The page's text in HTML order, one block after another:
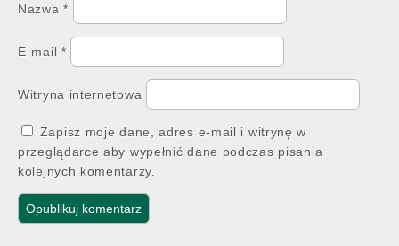
Nazwa*
E-mail *
Witryna internetowa
Zapisz moje dane, adres e-mail i witrynę w
przeglądarce aby wypełnić dane podczas pisania
kolejnych komentarzy.